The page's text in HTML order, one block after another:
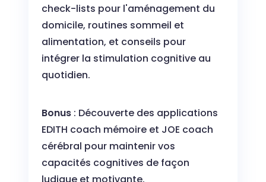
check-lists pour l'aménagement du
domicile, routines sommeil et
alimentation, et conseils pour
intégrer la stimulation cognitive au
quotidien.
Bonus : Découverte des applications
EDITH coach mémoire et JOE coach
cérébral pour maintenir vos
capacités cognitives de façon